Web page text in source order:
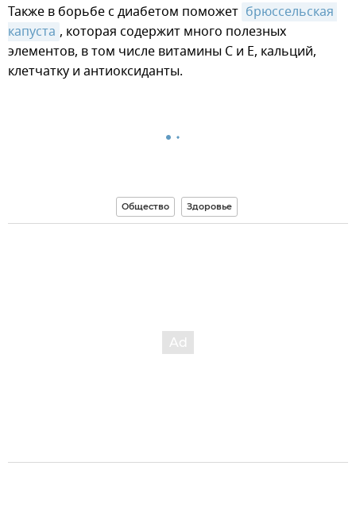
Также в борьбе с диабетом поможет брюссельская
капуста , которая содержит много полезных
элементов, в том числе витамины C и E, кальций,
клетчатку и антиоксиданты.
Общество Здоровье